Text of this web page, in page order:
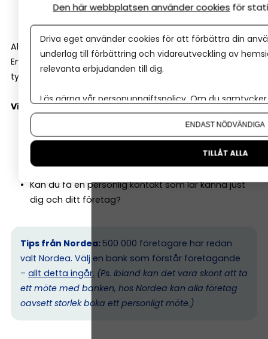
Rådgivning kring investeringar
Alla banker är inte lika företagsinriktade.
En del är starka på bolån och privatkunder. Andra har
tydligare fokus på småföretag.
Viktiga frågor att ställa:
Har banken en dedikerad företagsrådgivare?
Är småföretag en prioriterad kundgrupp?
Hur ser deras kreditpolicy ut för nystartade bolag?
Kan du få en personlig kontakt som lär känna just
dig och ditt företag?
Tips från Nordea: 500 000 företagare har redan
valt Nordea. Välj en bank som förstår företagande
– allt detta ingår. (Ps. Ibland kan det vara skönt att ta
ett möte med banken, hos Nordea kan alla företag
oavsett storlek boka ett personligt möte.)
Den här webbplatsen använder cookies för
Driva eget använder cookies för att förbättra din
underlag till förbättring och vidareutveckling av
relevanta erbjudanden till dig.
Läs gärna vår personuppgiftspolicy. Om du
Om du vill ändra ditt val i efterhand hittar du den
ENDAST NÖDVÄNDIGA
TILLÅT ALLA